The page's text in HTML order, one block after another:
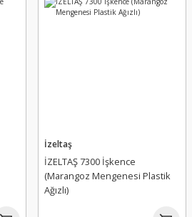
İzeltaş
İZELTAŞ 7300 İşkence
(Marangoz Mengenesi Plastik
Ağızlı)